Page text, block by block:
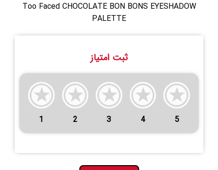
Too Faced CHOCOLATE BON BONS EYESHADOW
PALETTE
ثبت امتیاز
1 2 3 4 5